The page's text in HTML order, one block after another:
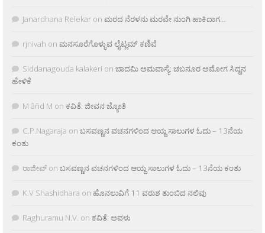
Janardhana Relekar on ಮರದ ನೆರಳನು ಮರವೇ ನುಂಗಿ ಹಾಕಿದಾಗ…
rjnivah on ಮನಸೂರೆಗೊಳ್ಳುವ ಲೈಟ್ಲಮ್ ಕಣಿವೆ
Siddanagouda kalakeri on ಬಾದಮಿ ಅಮವಾಸ್ಯೆ: ಚಬನೂರ ಅಮೋಗ ಸಿದ್ದನ
ಹೇಳಿಕೆ
M âñd M on ಕವಿತೆ: ಜೀವನ ಜ್ಯೋತಿ
C.P.Nagaraja on ಬಸವಣ್ಣನ ವಚನಗಳಿಂದ ಆಯ್ದ ಸಾಲುಗಳ ಓದು – 13ನೆಯ
ಕಂತು
ರಾಜೀವ್ on ಬಸವಣ್ಣನ ವಚನಗಳಿಂದ ಆಯ್ದ ಸಾಲುಗಳ ಓದು – 13ನೆಯ ಕಂತು
K.V Shashidhara on ಹೊನಲುವಿಗೆ 11 ವರುಶ ತುಂಬಿದ ನಲಿವು
Raghuramu N.V. on ಕವಿತೆ: ಅವಳು